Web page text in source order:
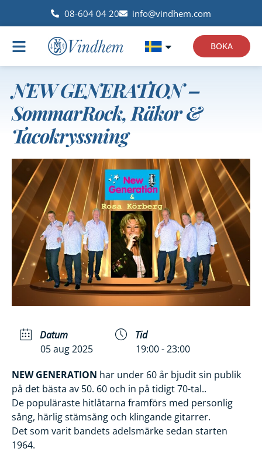
08-604 04 20 info@vindhem.com
BOKA
NEW GENERATION –
SommarRock, Räkor &
Tacokryssning
Datum
05 aug 2025
Tid
19:00 - 23:00
NEW GENERATION har under 60 år bjudit sin publik
på det bästa av 50. 60 och in på tidigt 70-tal..
De populäraste hitlåtarna framförs med personlig
sång, härlig stämsång och klingande gitarrer.
Det som varit bandets adelsmärke sedan starten
1964.